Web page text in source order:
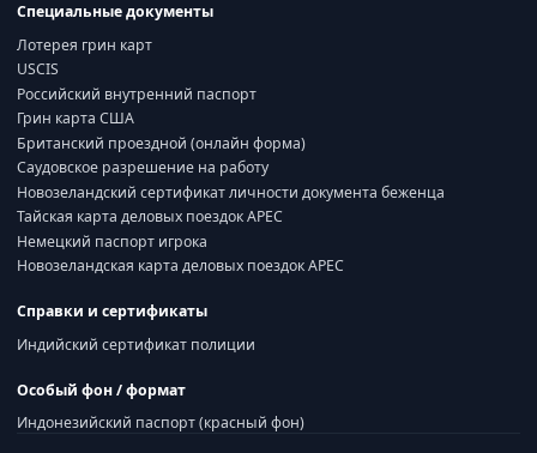
Специальные документы
Лотерея грин карт
USCIS
Российский внутренний паспорт
Грин карта США
Британский проездной (онлайн форма)
Саудовское разрешение на работу
Новозеландский сертификат личности документа беженца
Тайская карта деловых поездок APEC
Немецкий паспорт игрока
Новозеландская карта деловых поездок APEC
Справки и сертификаты
Индийский сертификат полиции
Особый фон / формат
Индонезийский паспорт (красный фон)